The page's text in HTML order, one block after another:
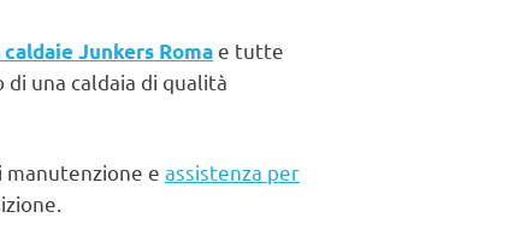
Junkers Roma e tutte
una caldaia di qualità
e assistenza per